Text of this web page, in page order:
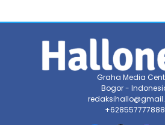
Graha Media
Bogor -
+628557777888